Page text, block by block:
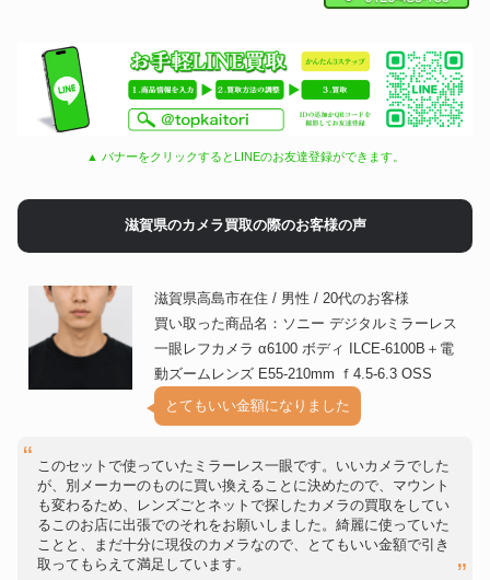
カメラ
Nikon (ニコン) Z f Z 40mm
F2（Special Edition）レンズキ
Canon (キヤノン) EOS R6 Mark
Nikon (ニコン) Z9
FUJIFILM (フジフイルム) X-T5
ボディ ブラック
Canon (キヤノン) RF70-200mm
F2.8L IS USM
SONY (ソニー) FE 24-70mm
F2.8 GM II SEL2470GM2
カメラ
M35mm F1.4 ASPH. 11726 ブ
ラック
カメラ
Leica (ライカ) ズミルックス
M35mm F1.4 ASPH. 11726 ブ
ラック
カメラ
HASSELBLAD (ハッセルブラッ
▲ バナーをクリックするとLINEのお友達登録ができます。
滋賀県のカメラ買取の際のお客様の声
滋賀県高島市在住 / 男性 / 20代のお客様
買い取った商品名：ソニー デジタルミラーレス
一眼レフカメラ α6100 ボディ ILCE-6100B＋電
動ズームレンズ E55-210mm ｆ4.5-6.3 OSS
とてもいい金額になりました
このセットで使っていたミラーレス一眼です。いいカメラでした
が、別メーカーのものに買い換えることに決めたので、マウント
も変わるため、レンズごとネットで探したカメラの買取をしてい
るこのお店に出張でのそれをお願いしました。綺麗に使っていた
ことと、まだ十分に現役のカメラなので、とてもいい金額で引き
取ってもらえて満足しています。